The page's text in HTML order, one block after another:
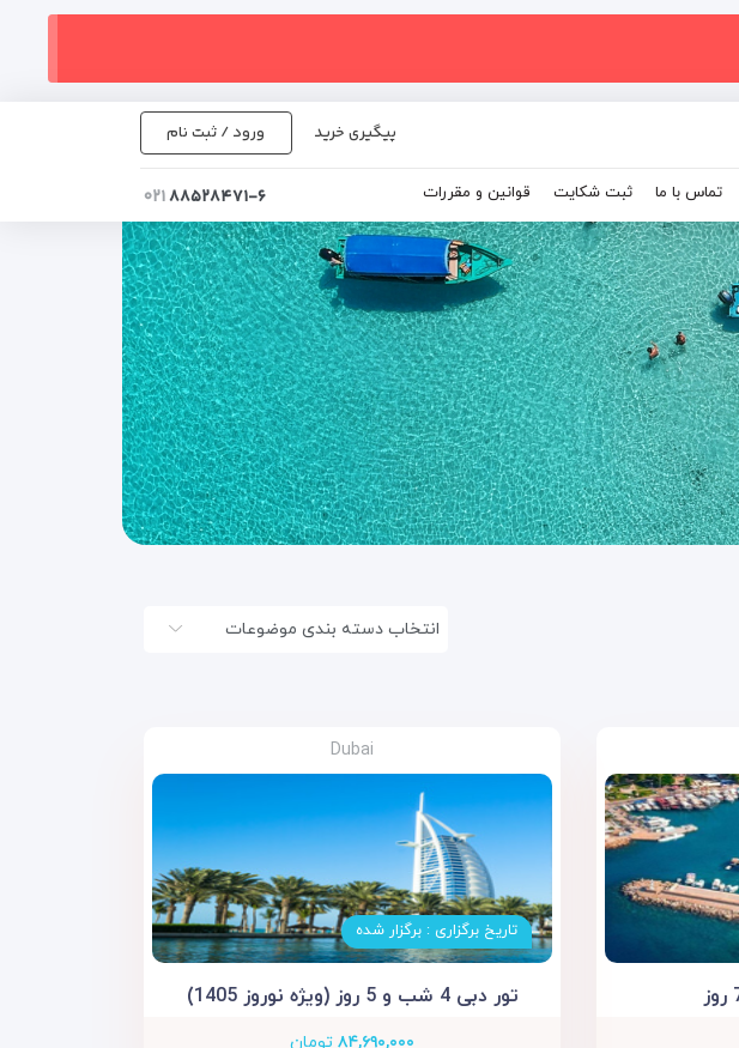
پیگیری خرید ورود / ثبت نام
تماس با ما ثبت شکایت قوانین و مقررات ۸۸۵۲۸۴۷۱-۶۰۲۱
انتخاب دسته بندی موضوعات
Dubai
تاریخ برگزاری : برگزار شده
تور دبی 4 شب و 5 روز (ویژه نوروز 1405)
۸۴,۶۹۰,۰۰۰ تومان